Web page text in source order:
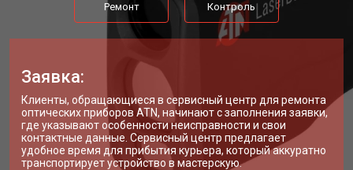
Ремонт Контроль
Заявка:
Клиенты, обращающиеся в сервисный центр для ремонта
оптических приборов ATN, начинают с заполнения заявки,
где указывают особенности неисправности и свои
контактные данные. Сервисный центр предлагает
удобное время для прибытия курьера, который аккуратно
транспортирует устройство в мастерскую.